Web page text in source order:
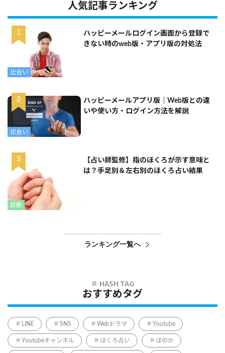
人気記事ランキング
出会い
ハッピーメールログイン画面から登録で
きない時のweb版・アプリ版の対処法
出会い
ハッピーメールアプリ版｜Web版との違
いや使い方・ログイン方法を解説
診断
【占い師監修】指のほくろが示す意味と
は？手足別＆左右別のほくろ占い結果
ランキング一覧へ
おすすめタグ
LINE SNS Webドラマ Youtube
Youtubeチャンネル ほくろ占い ほのか